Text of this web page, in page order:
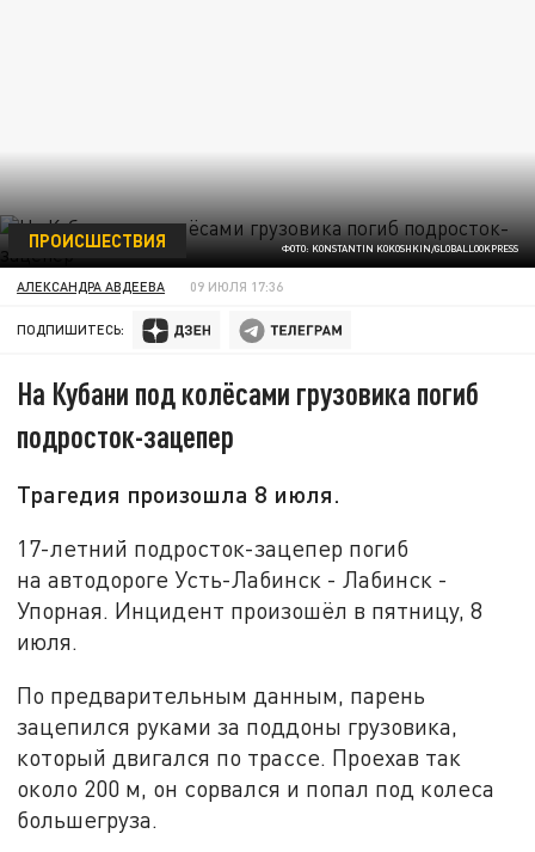
ФОТО: KONSTANTIN KOKOSHKIN/GLOBALLOOKPRESS
ПРОИСШЕСТВИЯ
АЛЕКСАНДРА АВДЕЕВА 09 ИЮЛЯ 17:36
ПОДПИШИТЕСЬ:
На Кубани под колёсами грузовика погиб
подросток-зацепер
Трагедия произошла 8 июля.
17-летний подросток-зацепер погиб
на автодороге Усть-Лабинск - Лабинск -
Упорная. Инцидент произошёл в пятницу, 8
июля.
По предварительным данным, парень
зацепился руками за поддоны грузовика,
который двигался по трассе. Проехав так
около 200 м, он сорвался и попал под колеса
большегруза.